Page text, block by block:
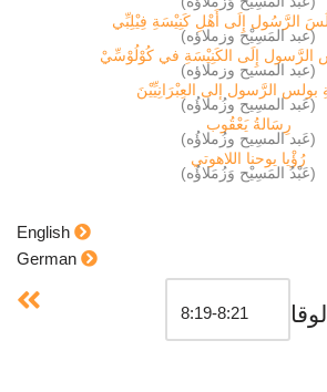
الرَّسُول إِلَى أَهْلِ كَنِيْسَةِ فِيْلِبِّي
(عبد المَسِيْح وزملاؤه)
الرَّسول إِلَى الكَنِيْسَةِ في كُوْلُوْسِّيْ
(عبد المسيح وزملاؤه)
بولس الرَّسول إلى العِبْرَانِيِّيْنَ
(عَبد المسِيح وزُملاؤُه)
رِسَالةُ يَعْقُوب
(عَبد المسِيح وزُملاؤُه)
رُؤْيا يوحنا اللاهوتي
(عَبْدُ المَسِيْح وَزُمَلاؤُه)
English
German
لوقا